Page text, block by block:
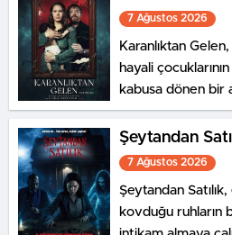
7 Ağustos 2026
Karanlıktan
hayali
kabusa dönen bir
ediyor.
Şeytandan
7 Ağustos 2026
Şeytandan
kovduğu ruhların